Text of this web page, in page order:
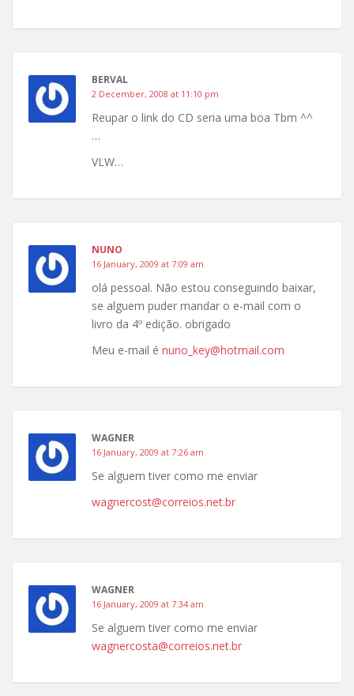
BERVAL
2 December, 2008 at 11:10 pm
Reupar o link do CD seria uma boa Tbm ^^
…
VLW…
NUNO
16 January, 2009 at 7:09 am
olá pessoal. Não estou conseguindo baixar,
se alguem puder mandar o e-mail com o
livro da 4º edição. obrigado
Meu e-mail é nuno_key@hotmail.com
WAGNER
16 January, 2009 at 7:26 am
Se alguem tiver como me enviar
wagnercost@correios.net.br
WAGNER
16 January, 2009 at 7:34 am
Se alguem tiver como me enviar
wagnercosta@correios.net.br